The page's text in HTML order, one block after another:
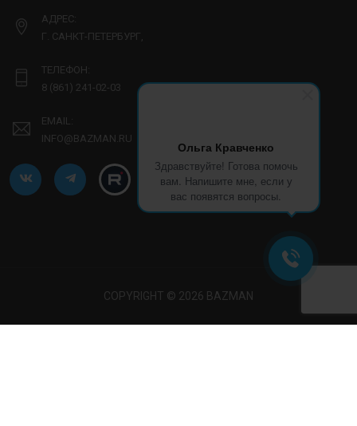
Ольга Кравченко
Здравствуйте! Готова помочь
вам. Напишите мне, если у
вас появятся вопросы.
АДРЕС:
Г. САНКТ-ПЕТЕРБУРГ,
ТЕЛЕФОН:
8 (861) 241-02-03
EMAIL:
INFO@BAZMAN.RU
COPYRIGHT © 2026 BAZMAN